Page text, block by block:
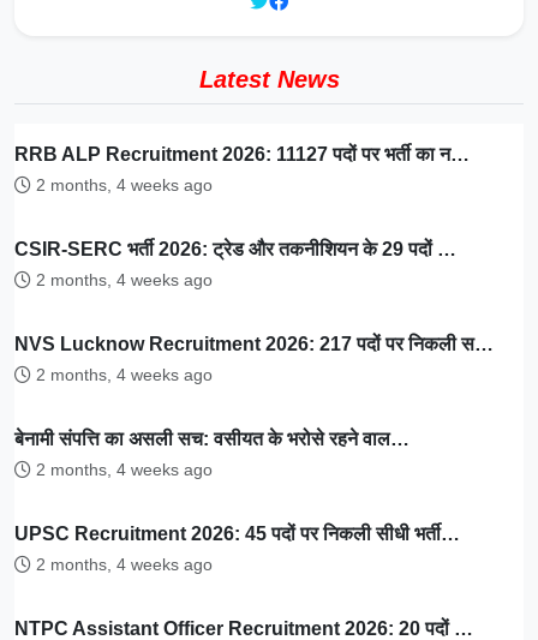
Latest News
RRB ALP Recruitment 2026: 11127 पदों पर भर्ती का न…
2 months, 4 weeks ago
CSIR-SERC भर्ती 2026: ट्रेड और तकनीशियन के 29 पदों …
2 months, 4 weeks ago
NVS Lucknow Recruitment 2026: 217 पदों पर निकली स…
2 months, 4 weeks ago
बेनामी संपत्ति का असली सच: वसीयत के भरोसे रहने वाल…
2 months, 4 weeks ago
UPSC Recruitment 2026: 45 पदों पर निकली सीधी भर्ती…
2 months, 4 weeks ago
NTPC Assistant Officer Recruitment 2026: 20 पदों …